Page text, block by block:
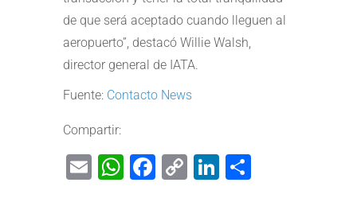
de que será aceptado cuando lleguen al
aeropuerto”, destacó Willie Walsh,
director general de IATA.
Fuente: Contacto News
Compartir:
EmailWhatsApp
Facebook
CopyLinkedIn